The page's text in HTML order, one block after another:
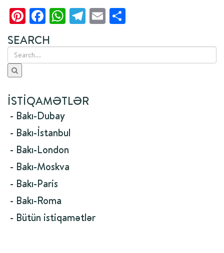
Pinterest
Facebook
WhatsApp
Telegram
Email
SEARCH
İSTIQAMƏTLƏR
- Bakı-Dubay
- Bakı-İstanbul
- Bakı-London
- Bakı-Moskva
- Bakı-Paris
- Bakı-Roma
- Bütün istiqamətlər